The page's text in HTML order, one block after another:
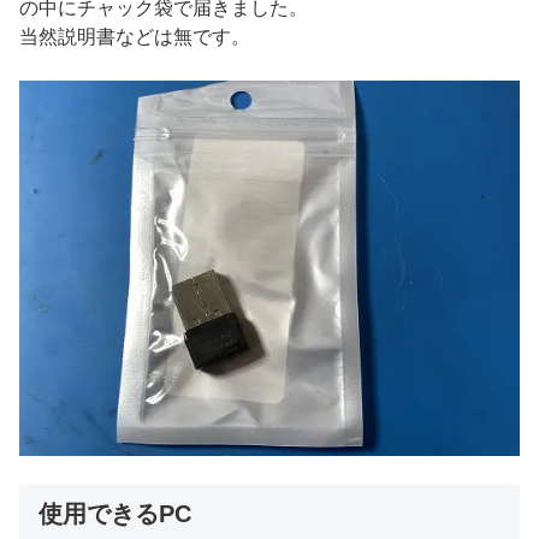
の中にチャック袋で届きました。
当然説明書などは無です。
使用できるPC